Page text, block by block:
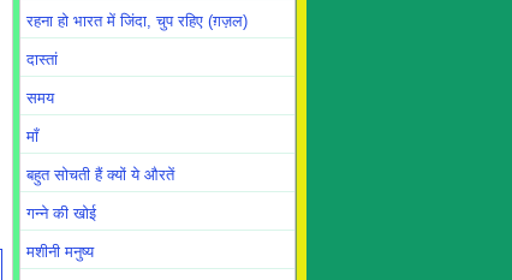
रहना हो भारत में जिंदा, चुप रहिए (ग़ज़ल)
दास्तां
समय
माँ
बहुत सोचती हैं क्यों ये औरतें
गन्ने की खोई
मशीनी मनुष्य